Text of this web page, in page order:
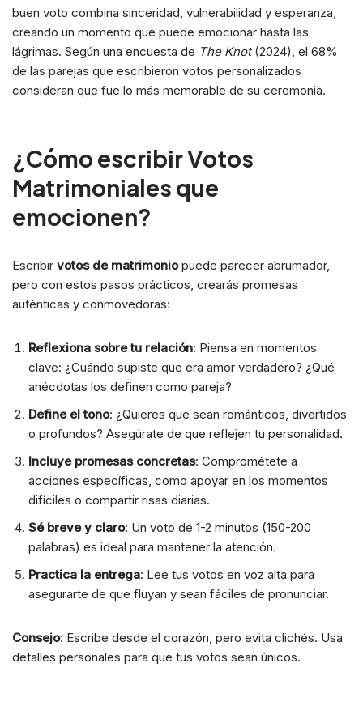
buen voto combina sinceridad, vulnerabilidad y esperanza,
creando un momento que puede emocionar hasta las
lágrimas. Según una encuesta de The Knot(2024), el 68%
de las parejas que escribieron votos personalizados
consideran que fue lo más memorable de su ceremonia.
¿Cómo escribir Votos
Matrimoniales que
emocionen?
Escribir votos de matrimoniopuede parecer abrumador,
pero con estos pasos prácticos, crearás promesas
auténticas y conmovedoras:
Reflexiona sobre tu relación: Piensa en momentos
clave: ¿Cuándo supiste que era amor verdadero? ¿Qué
anécdotas los definen como pareja?
Define el tono: ¿Quieres que sean románticos, divertidos
o profundos? Asegúrate de que reflejen tu personalidad.
Incluye promesas concretas: Comprométete a
acciones específicas, como apoyar en los momentos
difíciles o compartir risas diarias.
Sé breve y claro: Un voto de 1-2 minutos (150-200
palabras) es ideal para mantener la atención.
Practica la entrega: Lee tus votos en voz alta para
asegurarte de que fluyan y sean fáciles de pronunciar.
Consejo: Escribe desde el corazón, pero evita clichés. Usa
detalles personales para que tus votos sean únicos.